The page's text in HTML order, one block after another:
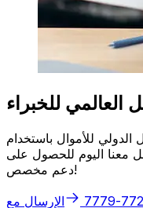
للأموال باستخدام
معنا اليوم للحصول على
دعم مخصص!